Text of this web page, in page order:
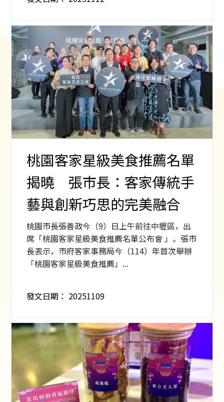
桃園客家星級美食推薦名單
揭曉 張市長：客家傳統手
藝與創新巧思的完美融合
桃園市長張善政今（9）日上午前往中壢區，出
席「桃園客家星級美食推薦名單公布會 」。張市
長表示，市府客家事務局今（114）年首次舉辦
「桃園客家星級美食推薦」...
發文日期： 20251109